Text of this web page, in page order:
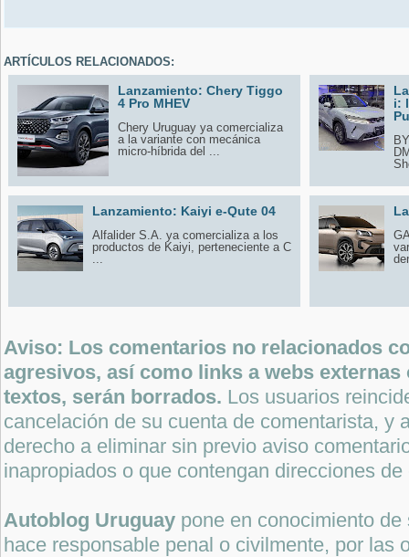
ARTÍCULOS RELACIONADOS:
Lanzamiento: Chery Tiggo
4 Pro MHEV
Chery Uruguay ya comercializa
a la variante con mecánica
micro-híbrida del ...
i:
Lanzamiento: Kaiyi e-Qute 04
Alfalider S.A. ya comercializa a los
productos de Kaiyi, perteneciente a C
Aviso: Los comentarios no relacionados
agresivos, así como links a webs
textos, serán borrados. Los usuarios
cancelación de su cuenta de comentarista, y
derecho a eliminar sin previo aviso
inapropiados o que contengan direcciones
Autoblog Uruguay pone en conocimiento
hace responsable penal o civilmente, por las